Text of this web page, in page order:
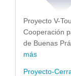
Proyecto V-
Cooperación
de Buenas
más
Proyecto-